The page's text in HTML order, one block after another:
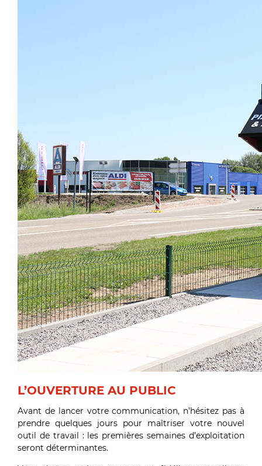
L’OUVERTURE AU PUBLIC
Avant de lancer votre communication, n’hésitez pas à
prendre quelques jours pour maîtriser votre nouvel
outil de travail : les premières semaines d’exploitation
seront déterminantes.